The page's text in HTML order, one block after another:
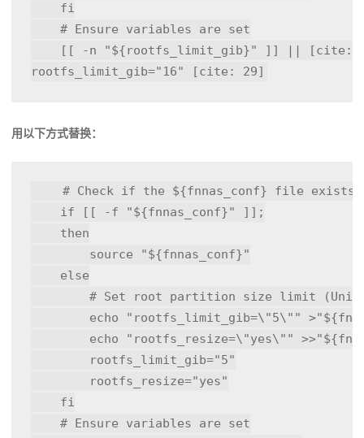
fi
# Ensure variables are set
    [[ -n
"${rootfs_limit_gib}"
]] || [cite:
rootfs_limit_gib="16"
用以下方式替换：
# Check if the ${fnnas_conf} file exists
if [[ -f "${fnnas_conf}"
]];
then
source
"${fnnas_conf}"
else
# Set root partition size limit
echo
"rootfs_limit_gib=\"5\"" >"
echo
"rootfs_resize=\"yes\"" >>"
        rootfs_limit_gib=
"5"
        rootfs_resize=
"yes"
fi
# Ensure variables are set